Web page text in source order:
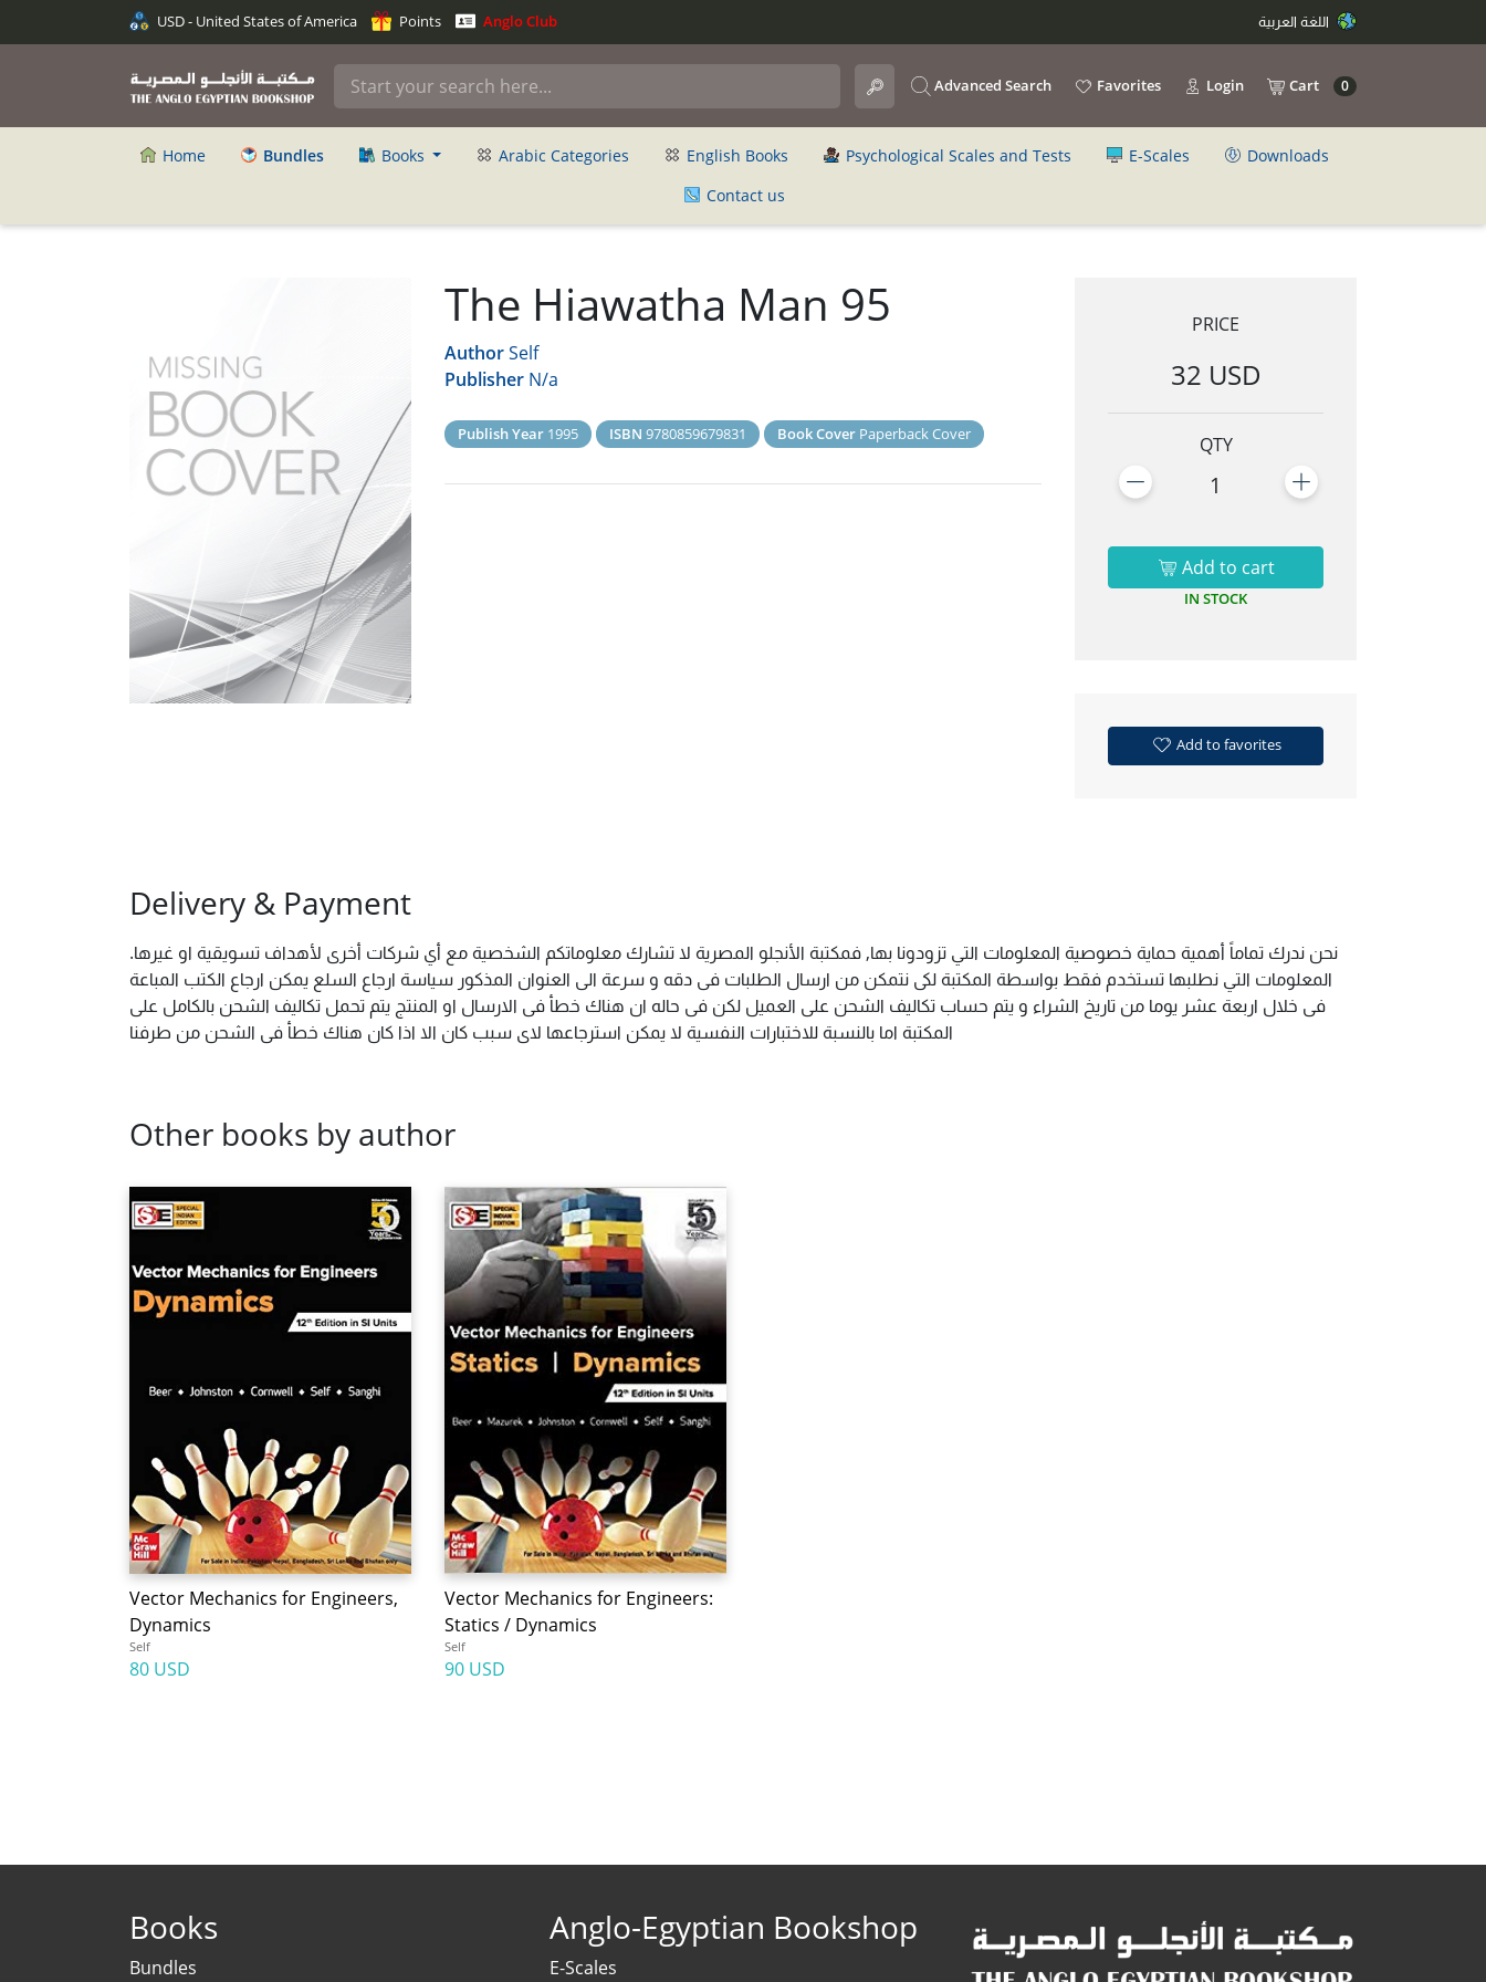
USD - United States of America Points Anglo Club
Advanced Search Favorites Login Cart 0
Home Bundles Books Arabic Categories English Books Psychological Scales and Tests E-Scales
Downloads
Contact us
The Hiawatha Man 95
AuthorSelf
Publisher N/a
Publish Year 1995 ISBN 9780859679831 Book Cover Paperback Cover
PRICE
32 USD
QTY
1
Add to cart
IN STOCK
Add to favorites
Delivery & Payment
نحن ندرك تماماً أهمية حماية خصوصية المعلومات التي تزودونا بها, فمكتبة الأنجلو المصرية لا تشارك معلوماتكم الشخصية مع أي شركات أخرى لأهداف تسويقية او غيرها.
المعلومات التي نطلبها تستخدم فقط بواسطة المكتبة لكى نتمكن من ارسال الطلبات فى دقه و سرعة الى العنوان المذكور سياسة ارجاع السلع يمكن ارجاع الكتب المباعة
فى خلال اربعة عشر يوما من تاريخ الشراء و يتم حساب تكاليف الشحن على العميل لكن فى حاله ان هناك خطأ فى الارسال او المنتج يتم تحمل تكاليف الشحن بالكامل على
المكتبة اما بالنسبة للاختبارات النفسية لا يمكن استرجاعها لاى سبب كان الا اذا كان هناك خطأ فى الشحن من طرفنا
Other books by author
Vector Mechanics for Engineers,
Dynamics
Self
80 USD
Vector Mechanics for Engineers:
Statics / Dynamics
Self
90 USD
Books
Bundles
Anglo-Egyptian Bookshop
E-Scales